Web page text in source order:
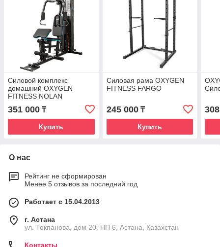
Силовой комплекс
домашний OXYGEN
FITNESS NOLAN
351 000 ₸
Купить
Силовая рама OXYGEN
FITNESS FARGO
245 000₸
Купить
О нас
Рейтинг не сформирован
Менее 5 отзывов за последний год
Работает с 15.04.2013
г. Астана
ул. Токпанова, дом 20, НП 6, Астана, Казахстан
Контакты